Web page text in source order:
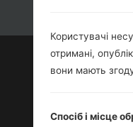
Користувачі
отримані,
вони мають
Спосіб і місце